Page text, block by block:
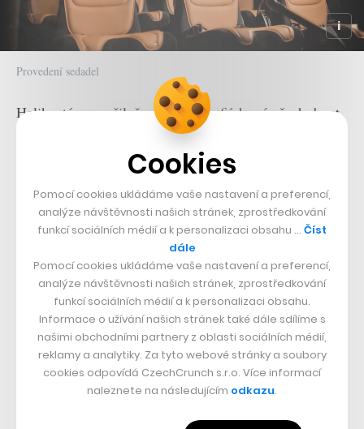
Provedení sedadel
Helikoptéra na přiložených fotografiích má všech deset
sedadel ve světle hnědé kůži Oxford s okřídleným
logem Astonu na opěrkách. Stejný materiál se objevuje
i na dalších prvcích interiéru, jako je jeho obložení.
Mimo světle hnědou kůži je dostupná také černá, šedá a
krémová konfigurace. Všechna sedadla pak nesou stejné
detaily jako ve vozech Aston Martin DB11.
Cookies
Pomocí cookies ukládáme vaše nastavení a preferencí,
analýze návštěvnosti našich stránek, zprostředkování
funkcí sociálních médií a k personalizaci obsahu … Číst
dále
Pomocí cookies ukládáme vaše nastavení a preferencí,
analýze návštěvnosti našich stránek, zprostředkování
funkcí sociálních médií a k personalizaci obsahu.
Informace o užívání našich stránek také dále sdílíme s
našimi obchodními partnery z oblasti sociálních médií,
reklamy a analytiky. Za tyto webové stránky a soubory
cookies odpovídá CzechCrunch s.r.o. Více informací
naleznete na následujícím odkazu.